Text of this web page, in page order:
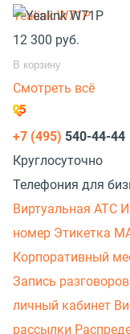
Yealink W71P
12 300 руб.
В корзину
Смотреть всё
+7 (495) 540-44-44
Круглосуточно
Телефония для
Виртуальная АТС
номер Этикетка
Корпоративный
Запись разговоров
личный кабинет
рассылки